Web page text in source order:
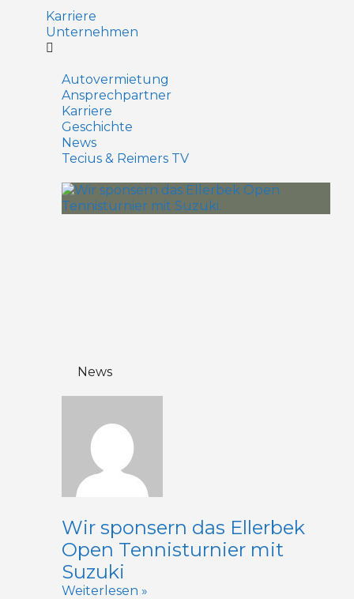
Karriere
Unternehmen
Autovermietung
Ansprechpartner
Karriere
Geschichte
News
Tecius & Reimers TV
News
Wir sponsern das Ellerbek
Open Tennisturnier mit
Suzuki
Weiterlesen »